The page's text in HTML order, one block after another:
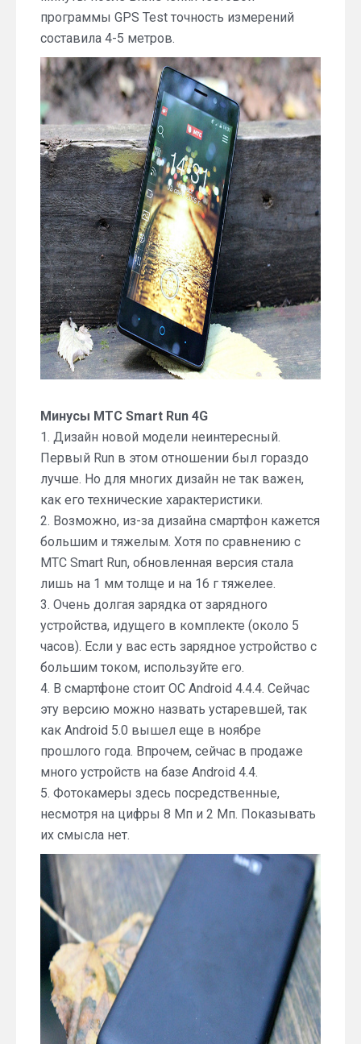
программы GPS Test точность измерений
составила 4-5 метров.
Минусы МТС Smart Run 4G
1. Дизайн новой модели неинтересный.
Первый Run в этом отношении был гораздо
лучше. Но для многих дизайн не так важен,
как его технические характеристики.
2. Возможно, из-за дизайна смартфон кажется
большим и тяжелым. Хотя по сравнению с
МТС Smart Run, обновленная версия стала
лишь на 1 мм толще и на 16 г тяжелее.
3. Очень долгая зарядка от зарядного
устройства, идущего в комплекте (около 5
часов). Если у вас есть зарядное устройство с
большим током, используйте его.
4. В смартфоне стоит ОС Android 4.4.4. Сейчас
эту версию можно назвать устаревшей, так
как Android 5.0 вышел еще в ноябре
прошлого года. Впрочем, сейчас в продаже
много устройств на базе Android 4.4.
5. Фотокамеры здесь посредственные,
несмотря на цифры 8 Мп и 2 Мп. Показывать
их смысла нет.